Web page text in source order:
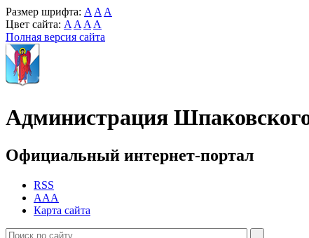
Размер шрифта: A A A
Цвет сайта: A A A A
Полная версия сайта
Администрация
Официальный интернет-портал
RSS
AAA
Карта сайта